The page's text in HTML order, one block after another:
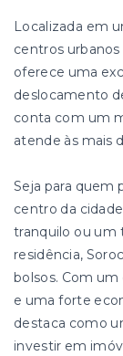
Localizada em
centros urbanos
oferece uma
deslocamento
conta com um
atende às mais
Seja para quem
centro da
tranquilo ou um
residência,
bolsos. Com
e uma forte
destaca como
investir em